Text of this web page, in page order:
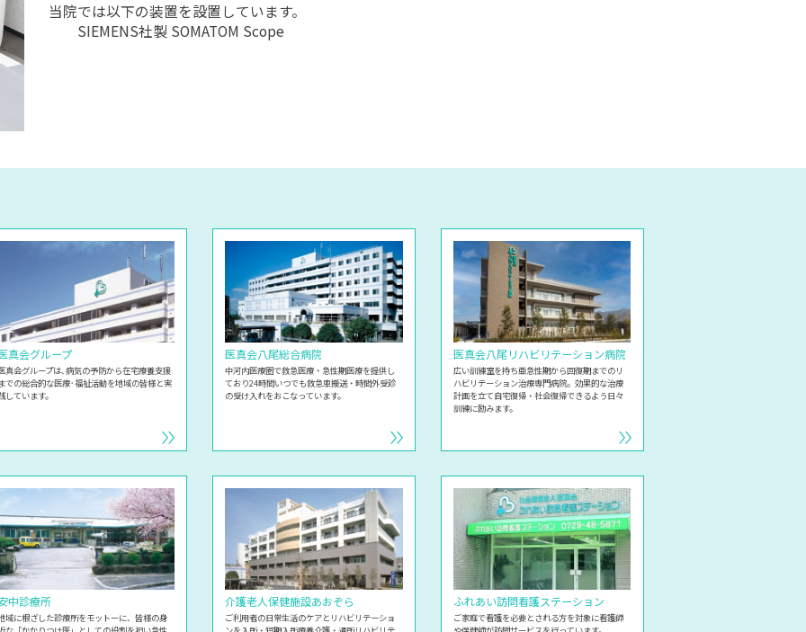
当院では以下の装置を設置しています。
SIEMENS社製 SOMATOM Scope
真会グループ
真会グループは､病気の予防から在宅療養支援
での総合的な医療･福祉活動を地域の皆様と実
しています。
医真会八尾総合病院
中河内医療圏で救急医療・急性期医療を提供し
ており24時間いつでも救急車搬送・時間外受診
の受け入れをおこなっています。
医真会八尾リハビリテーション病院
広い訓練室を持ち亜急性期から回復期までのリ
ハビリテーション治療専門病院。効果的な治療
計画を立て自宅復帰・社会復帰できるよう日々
訓練に励みます。
中診療所
域に根ざした診療所をモットーに、皆様の身
介護老人保健施設あおぞら
ご利用者の日常生活のケアとリハビリテーショ
ふれあい訪問看護ステーション
ご家庭で看護を必要とされる方を対象に看護師